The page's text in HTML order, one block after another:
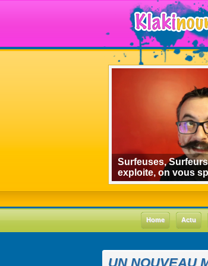
Surfeuses,
exploite, on vous
Home Actu
UN NOUVEAU